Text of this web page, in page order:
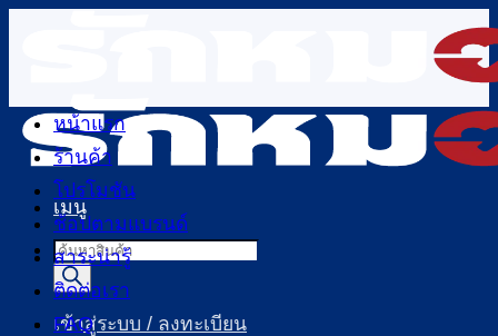
เนื้อหา
เมนู
Products
search
เข้าสู่ระบบ / ลงทะเบียน
หน้าแรก
ร้านค้า
โปรโมชัน
ช้อปตามแบรนด์
สาระน่ารู้
ติดต่อเรา
FAQ